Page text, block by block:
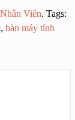
Viên. Tags:
, bàn máy tính